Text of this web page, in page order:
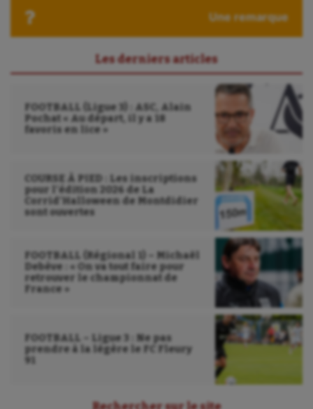
Une remarque
Les derniers articles
FOOTBALL (Ligue 3) : ASC, Alain
Pochat « Au départ, il y a 18
favoris en lice »
COURSE À PIED : Les inscriptions
pour l’édition 2026 de La
Corrid’Halloween de Montdidier
sont ouvertes
FOOTBALL (Régional 1) – Michaël
Debève : « On va tout faire pour
retrouver le championnat de
France »
FOOTBALL – Ligue 3 : Ne pas
prendre à la légère le FC Fleury
91